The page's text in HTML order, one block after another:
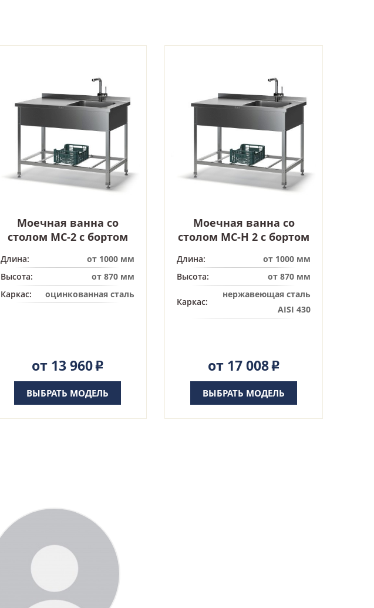
Моечная ванна со
столом МС-2 с бортом
Длина:
от 1000 мм
Высота:
от 870 мм
Каркас:
оцинкованная сталь
от 13 960Р
ВЫБРАТЬ МОДЕЛЬ
Моечная ванна со
столом МС-Н 2 с бортом
Длина:
от 1000 мм
Высота:
от 870 мм
Каркас:
нержавеющая сталь
AISI 430
от 17 008Р
ВЫБРАТЬ МОДЕЛЬ